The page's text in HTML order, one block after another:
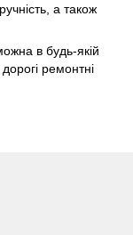
а також
в будь-якій
ремонтні